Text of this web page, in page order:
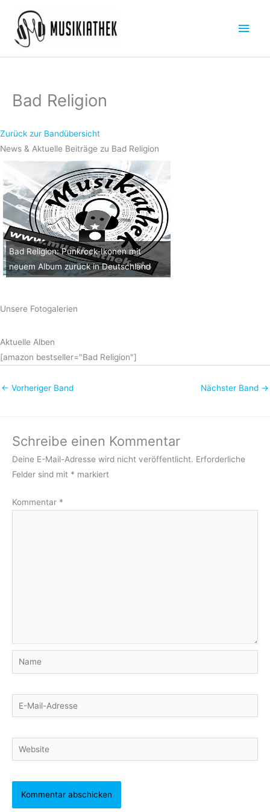
Inhalt
springen
Bad Religion
Zurück zur Bandübersicht
News & Aktuelle Beiträge zu Bad Religion
Bad Religion: Punkrock-Ikonen mit
neuem Album zurück in Deutschland
Unsere Fotogalerien
Aktuelle Alben
[amazon bestseller="Bad Religion"]
← Vorheriger Band Nächster Band →
Schreibe einen Kommentar
Deine E-Mail-Adresse wird nicht veröffentlicht. Erforderliche
Felder sind mit * markiert
Kommentar *
Name
E-
Mail-
Website